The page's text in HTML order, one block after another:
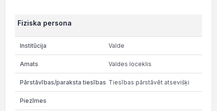
Fiziska persona
Valde
Valdes loceklis
Tiesības pārstāvēt atsevišķi